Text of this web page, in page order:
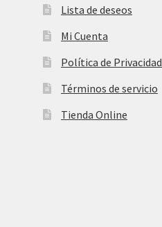
Lista de deseos
Mi Cuenta
Política de Privacidad
Términos de servicio
Tienda Online